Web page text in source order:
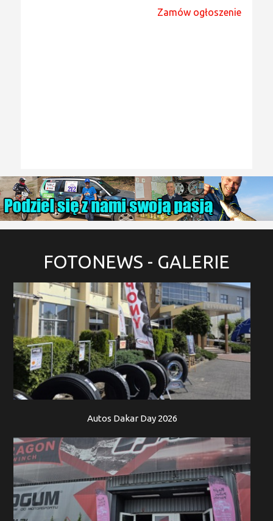
Zamów ogłoszenie
FOTONEWS - GALERIE
Autos Dakar Day 2026